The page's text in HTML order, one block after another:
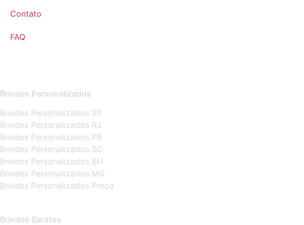
Contato
FAQ
Brindes Personalizados
Brindes Personalizados SP
Brindes Personalizados RJ
Brindes Personalizados PR
Brindes Personalizados SC
Brindes Personalizados BH
Brindes Personalizados MG
Brindes Personalizados Preço
Brindes Baratos